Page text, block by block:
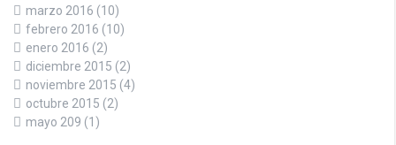
marzo 2016 (10)
febrero 2016 (10)
enero 2016 (2)
diciembre 2015 (2)
noviembre 2015 (4)
octubre 2015 (2)
mayo 209 (1)